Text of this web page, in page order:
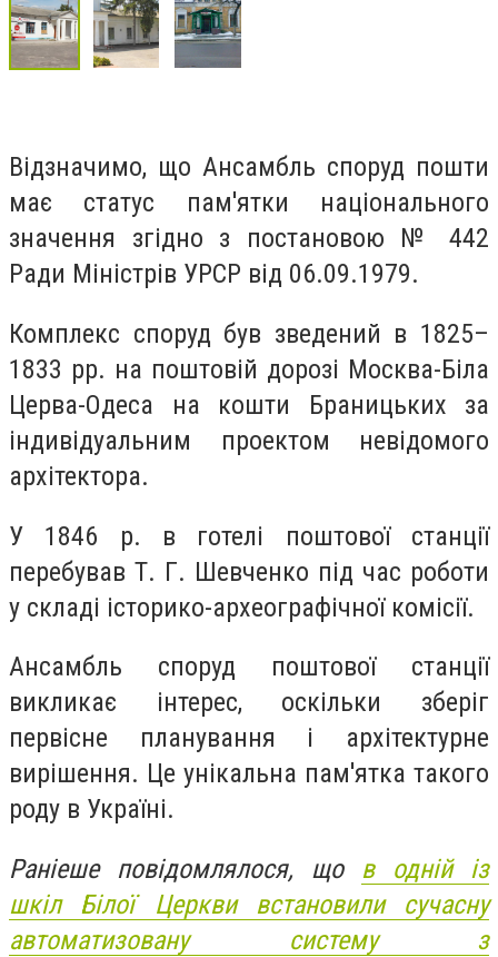
Відзначимо, що Ансамбль споруд пошти
має статус пам'ятки національного
значення згідно з постановою № 442
Ради Міністрів УРСР від 06.09.1979.
Комплекс споруд був зведений в 1825–
1833 рр. на поштовій дорозі Москва-Біла
Церва-Одеса на кошти Браницьких за
індивідуальним проектом невідомого
архітектора.
У 1846 р. в готелі поштової станції
перебував Т. Г. Шевченко під час роботи
у складі історико-археографічної комісії.
Ансамбль споруд поштової станції
викликає інтерес, оскільки зберіг
первісне планування і архітектурне
вирішення. Це унікальна пам'ятка такого
роду в Україні.
Раніеше повідомлялося, що в одній із
шкіл Білої Церкви встановили сучасну
автоматизовану систему з